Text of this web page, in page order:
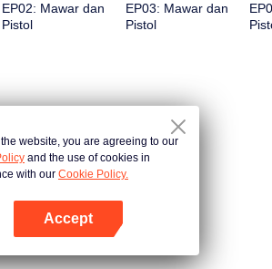
EP02: Mawar dan
Pistol
EP03: Mawar dan
Pistol
Jangan Salahkan Aku Selingkuh
Terjerat Cinta Terlarang
website, you are agreeing to our
and the use of cookies in
with our Cookie Policy.
Accept